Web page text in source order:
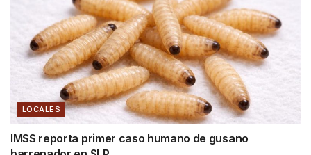
LOCALES
IMSS reporta primer caso humano de gusano